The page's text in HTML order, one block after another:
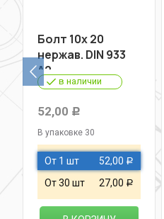
Болт 10х 20
нержав. DIN 933
A2
в наличии
52,00 Р
В упаковке 30
От 1 шт 52,00 Р
От 30 шт 27,00 Р